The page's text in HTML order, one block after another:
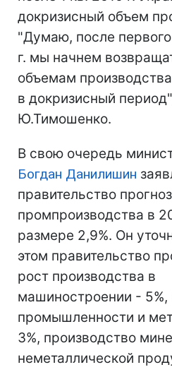
докризисный объем
"Думаю, после
г. мы начнем
объемам
в докризисный
Ю.Тимошенко.
В свою очередь
Богдан Данилишин
правительство
промпроизводства в
размере 2,9%. Он
этом правительство
рост производства в
машиностроении -
промышленности и
3%, производство
неметаллической